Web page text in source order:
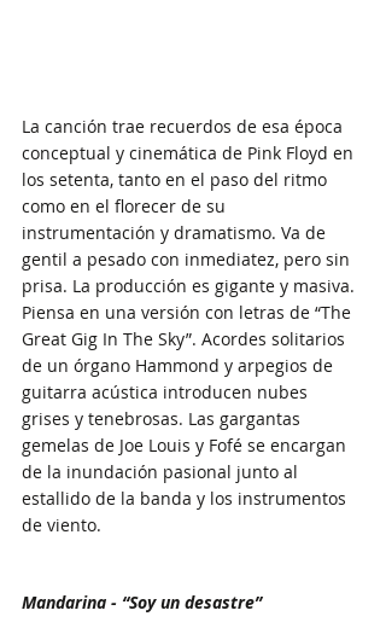
La canción trae recuerdos de esa época
conceptual y cinemática de Pink Floyd en
los setenta, tanto en el paso del ritmo
como en el florecer de su
instrumentación y dramatismo. Va de
gentil a pesado con inmediatez, pero sin
prisa. La producción es gigante y masiva.
Piensa en una versión con letras de “The
Great Gig In The Sky”. Acordes solitarios
de un órgano Hammond y arpegios de
guitarra acústica introducen nubes
grises y tenebrosas. Las gargantas
gemelas de Joe Louis y Fofé se encargan
de la inundación pasional junto al
estallido de la banda y los instrumentos
de viento.
Mandarina - “Soy un desastre”